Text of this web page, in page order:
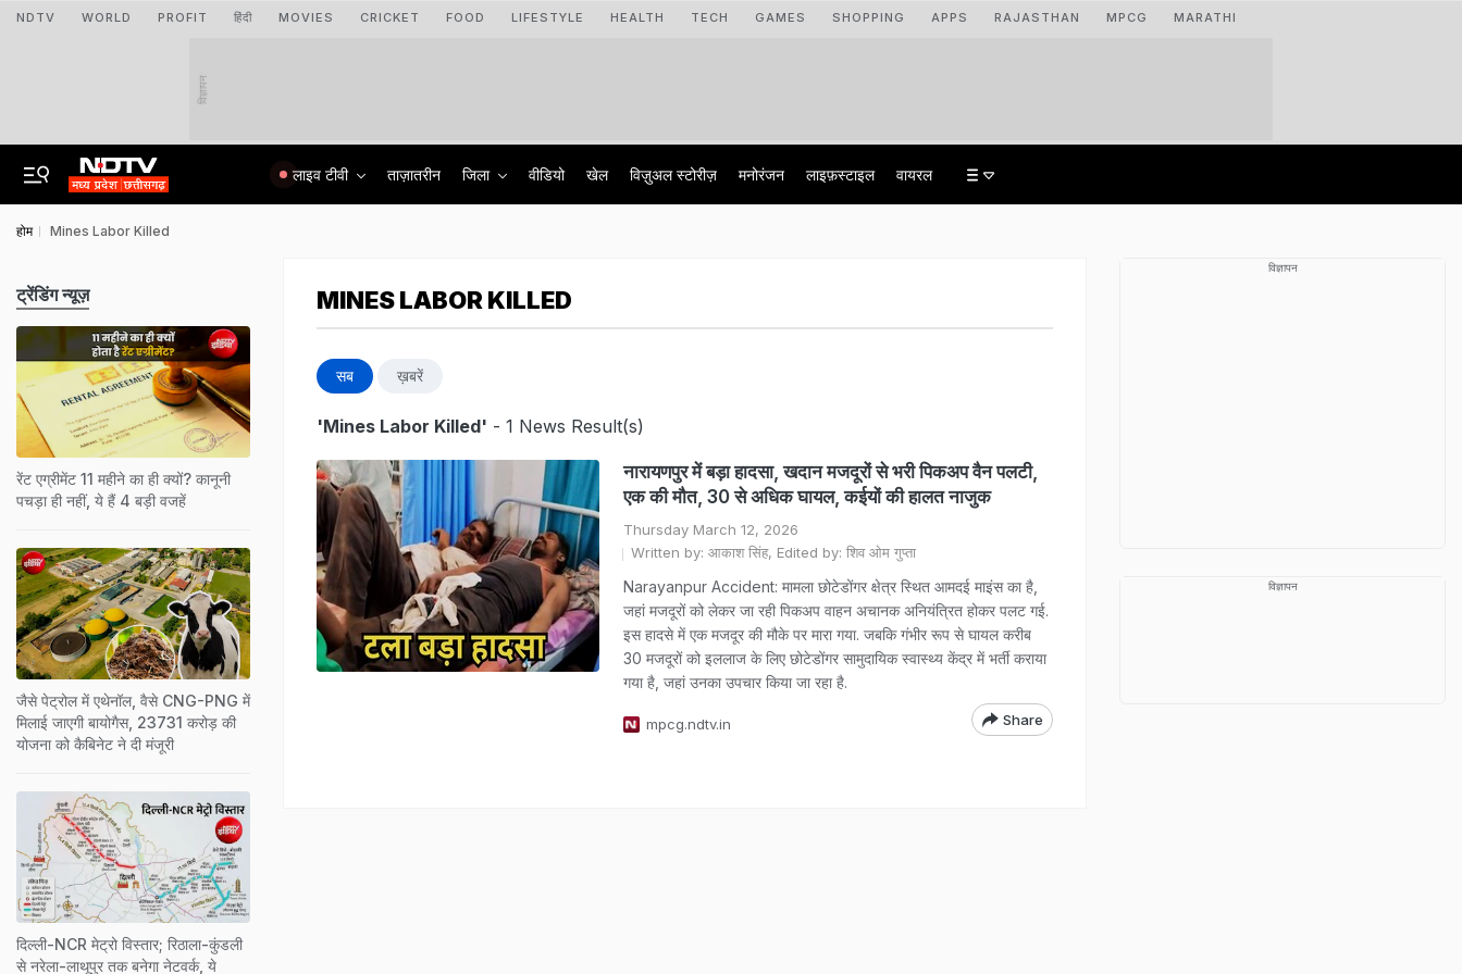
NDTV WORLD PROFIT हिंदी MOVIES CRICKET FOOD LIFESTYLE HEALTH TECH GAMES SHOPPING APPS RAJASTHAN MPCG MARATHI
विज्ञापन
लाइव टीवी ताज़ातरीन जिला वीडियो खेल विज़ुअल स्टोरीज़ मनोरंजन लाइफ़स्टाइल वायरल
होम Mines Labor Killed
MINES LABOR KILLED
सब ख़बरें
'Mines Labor Killed' - 1 News Result(s)
नारायणपुर में बड़ा हादसा, खदान मजदूरों से भरी पिकअप वैन पलटी,
एक की मौत, 30 से अधिक घायल, कईयों की हालत नाजुक
Thursday March 12, 2026
Written by: आकाश सिंह, Edited by: शिव ओम गुप्ता
Narayanpur Accident: मामला छोटेडोंगर क्षेत्र स्थित आमदई माइंस का है,
जहां मजदूरों को लेकर जा रही पिकअप वाहन अचानक अनियंत्रित होकर पलट गई.
इस हादसे में एक मजदूर की मौके पर मारा गया. जबकि गंभीर रूप से घायल करीब
30 मजदूरों को इललाज के लिए छोटेडोंगर सामुदायिक स्वास्थ्य केंद्र में भर्ती कराया
गया है, जहां उनका उपचार किया जा रहा है.
mpcg.ndtv.in Share
ट्रेंडिंग न्यूज़
रेंट एग्रीमेंट 11 महीने का ही क्‍यों? कानूनी
पचड़ा ही नहीं, ये हैं 4 बड़ी वजहें
जैसे पेट्रोल में एथेनॉल, वैसे CNG-PNG में
मिलाई जाएगी बायोगैस, 23731 करोड़ की
योजना को कैबिनेट ने दी मंजूरी
दिल्ली-NCR मेट्रो विस्तार; रिठाला-कुंडली
से नरेला-लाथूपुर तक बनेगा नेटवर्क, ये
विज्ञापन
विज्ञापन